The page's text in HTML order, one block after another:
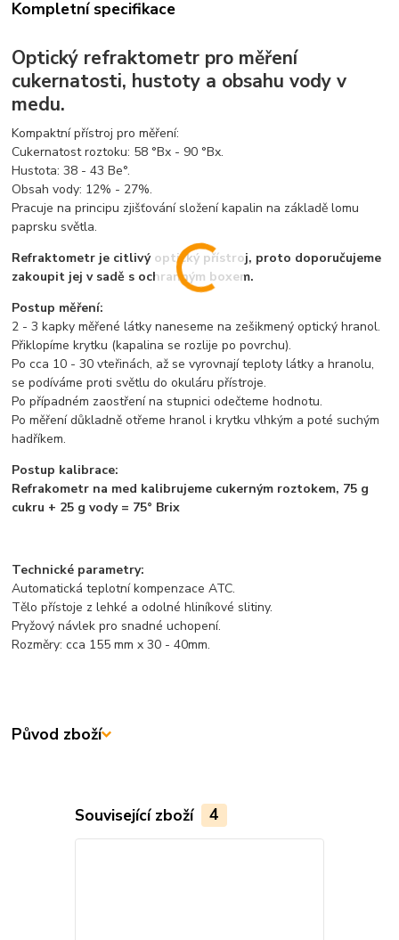
Kompletní specifikace
Optický refraktometr pro měření
cukernatosti, hustoty a obsahu vody v
medu.
Kompaktní přístroj pro měření:
Cukernatost roztoku: 58 °Bx - 90 °Bx.
Hustota: 38 - 43 Be°.
Obsah vody: 12% - 27%.
Pracuje na principu zjišťování složení kapalin na základě lomu
paprsku světla.
Refraktometr je citlivý optický přístroj, proto doporučujeme
zakoupit jej v sadě s ochranným boxem.
Postup měření:
2 - 3 kapky měřené látky naneseme na zešikmený optický hranol.
Přiklopíme krytku (kapalina se rozlije po povrchu).
Po cca 10 - 30 vteřinách, až se vyrovnají teploty látky a hranolu,
se podíváme proti světlu do okuláru přístroje.
Po případném zaostření na stupnici odečteme hodnotu.
Po měření důkladně otřeme hranol i krytku vlhkým a poté suchým
hadříkem.
Postup kalibrace:
Refrakometr na med kalibrujeme cukerným roztokem, 75 g
cukru + 25 g vody = 75° Brix
Technické parametry:
Automatická teplotní kompenzace ATC.
Tělo přístoje z lehké a odolné hliníkové slitiny.
Pryžový návlek pro snadné uchopení.
Rozměry: cca 155 mm x 30 - 40mm.
Původ zboží
Související zboží 4